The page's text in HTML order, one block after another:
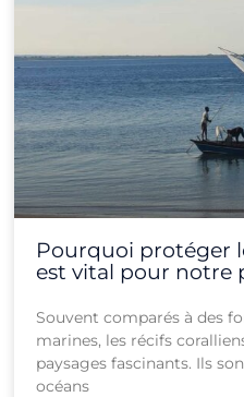
Pourquoi protéger
est vital pour notre
Souvent comparés à des
marines, les récifs
paysages fascinants. Ils
océans